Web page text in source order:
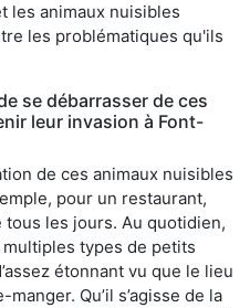
les animaux nuisibles
les problématiques qu'ils
se débarrasser de ces
leur invasion à Font-
de ces animaux nuisibles
pour un restaurant,
tous les jours. Au quotidien,
types de petits
étonnant vu que le lieu
Qu’il s’agisse de la